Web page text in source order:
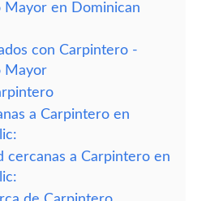
Mayor en Dominican
con Carpintero -
Mayor
a Carpintero en
cercanas a Carpintero en